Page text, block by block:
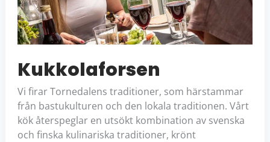
Kukkolaforsen
Vi firar Tornedalens traditioner, som härstammar
från bastukulturen och den lokala traditionen. Vårt
kök återspeglar en utsökt kombination av svenska
och finska kulinariska traditioner, krönt